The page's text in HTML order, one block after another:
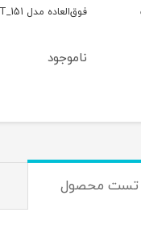
فوق‌العاده مدل ET_151
ناموجود
تست محصول